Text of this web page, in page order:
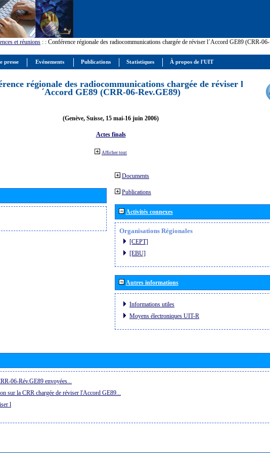
et réunions : : Conférence régionale des radiocommunications chargée de réviser l´Accord GE89 (CRR-06-
régionale des radiocommunications chargée de réviser l
´Accord GE89 (CRR-06-Rev.GE89)
(Genève, Suisse, 15 mai-16 juin 2006)
Actes finals
Afficher tout
Documents
Publications
Activités connexes
Organisations Régionales
[CEPT]
[EBU]
Autres informations
Informations utiles
Moyens électroniques UIT-R
06-Rév.GE89 envoyées...
sur la CRR chargée de réviser l'Accord GE89...
l
presse Evénements Publications Statistiques À propos de l'UIT